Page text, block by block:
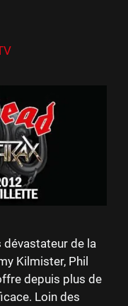
de la
Kilmister, Phil
depuis plus de
Loin des